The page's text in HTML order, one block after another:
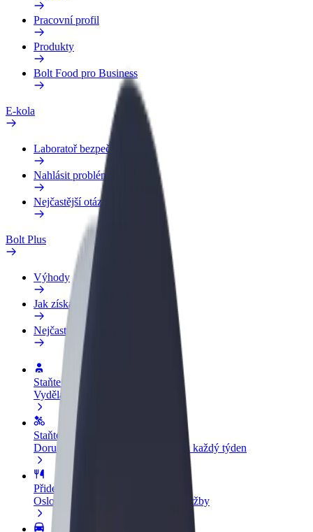
Pracovní profil
Produkty
Bolt Food pro Business
E-kola
Laboratoř bezpečnosti
Nahlásit problém
Nejčastější otázky
Bolt Plus
Výhody
Jak získat členství
Nejčastější otázky
Staňte se řidičem
Vydělávejte podle sebe
Staňte se kurýrem
Doručujte jídlo a dostávejte výplatu každý týden
Přidejte restauraci nebo obchod
Oslovte více zákazníků a zvyšte si tržby